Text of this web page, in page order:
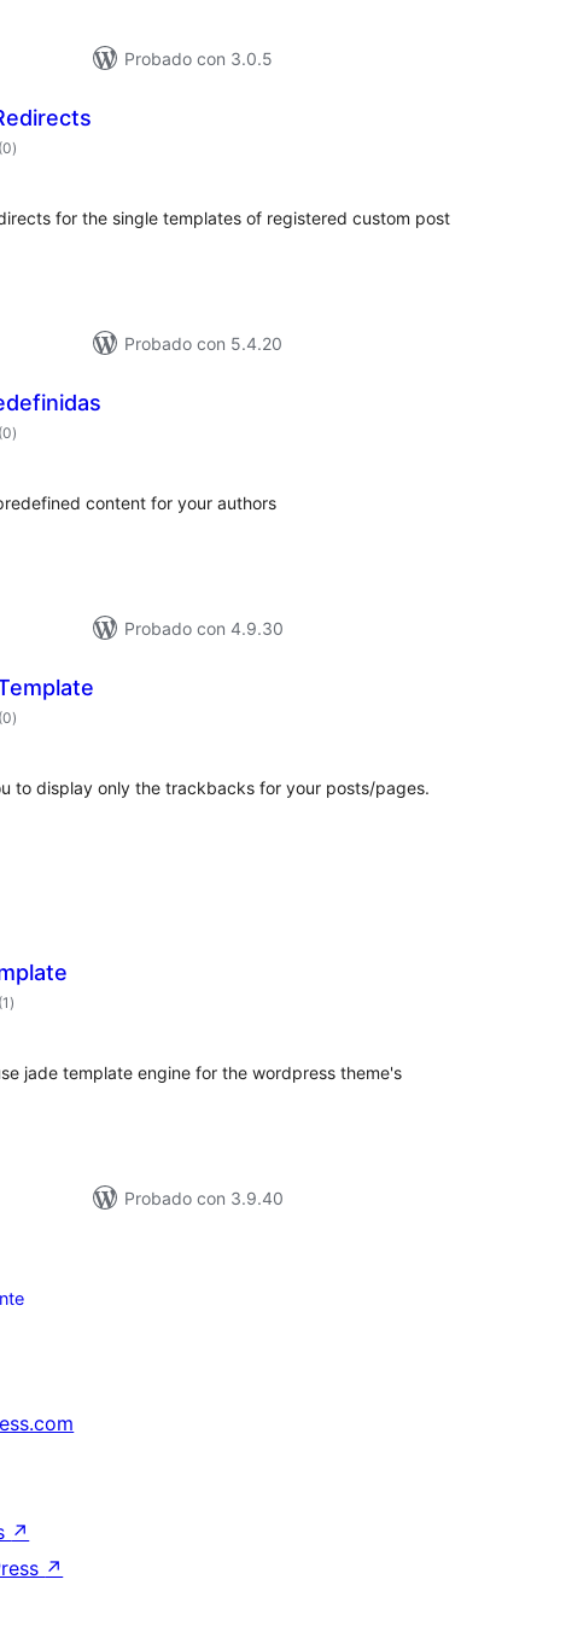
Probado con 3.0.5
(0valoracións
totais
)
for the single templates of registered custom post
Probado con 5.4.20
(0valoracións
totais
)
content for your authors
Probado con 4.9.30
(0valoracións
totais
)
to display only the trackbacks for your posts/pages.
(1 valoracións
totais
)
jade template engine for the wordpress theme's
Probado con 3.9.40
↗
↗